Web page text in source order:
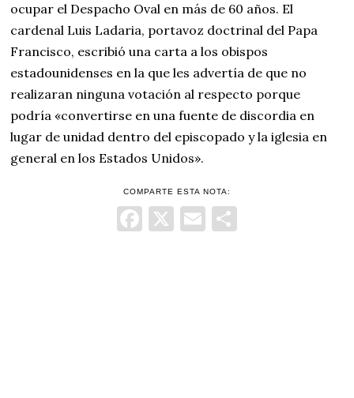
ocupar el Despacho Oval en más de 60 años. El
cardenal Luis Ladaria, portavoz doctrinal del Papa
Francisco, escribió una carta a los obispos
estadounidenses en la que les advertía de que no
realizaran ninguna votación al respecto porque
podría «convertirse en una fuente de discordia en
lugar de unidad dentro del episcopado y la iglesia en
general en los Estados Unidos».
COMPARTE ESTA NOTA:
Facebook
X Email